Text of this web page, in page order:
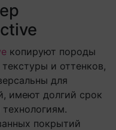
копируют породы
и оттенков,
для
имеют долгий срок
покрытий